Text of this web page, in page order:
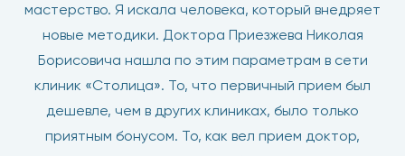
мастерство. Я искала человека, который внедряет
новые методики. Доктора Приезжева Николая
Борисовича нашла по этим параметрам в сети
клиник «Столица». То, что первичный прием был
дешевле, чем в других клиниках, было только
приятным бонусом. То, как вел прием доктор,